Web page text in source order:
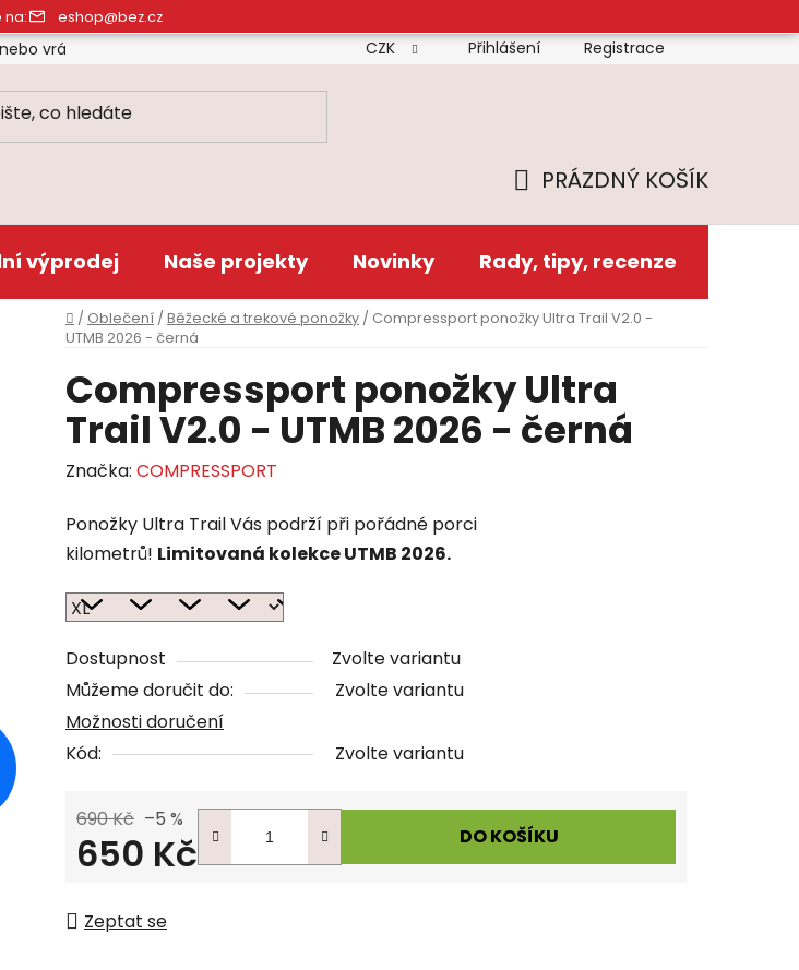
na: eshop@bez.cz
vrácení zboží Doprava Platba Reklamační řád
CZK Přihlášení Registrace
KOŠÍK
PRÁZDNÝ KOŠÍK
výprodej Naše projekty Novinky Rady, tipy, recenze
Domů
/ Oblečení / Běžecké a trekové ponožky / Compressport ponožky Ultra Trail V2.0 -
UTMB 2026 - černá
Compressport ponožky Ultra
Trail V2.0 - UTMB 2026 - černá
Značka: COMPRESSPORT
Ponožky Ultra Trail Vás podrží při pořádné porci
kilometrů! Limitovaná kolekce UTMB 2026.
Dostupnost
Zvolte variantu
Můžeme doručit do:
Zvolte variantu
Možnosti doručení
Kód:
Zvolte variantu
690 Kč –5 %
650 Kč DO KOŠÍKU
Zeptat se